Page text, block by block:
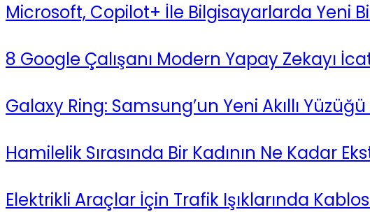
Microsoft, Copilot+ İle Bilgisayarlarda Yeni
8 Google Çalışanı Modern Yapay Zekayı
Galaxy Ring: Samsung’un Yeni Akıllı
Hamilelik Sırasında Bir Kadının Ne Kadar
Elektrikli Araçlar İçin Trafik Işıklarında